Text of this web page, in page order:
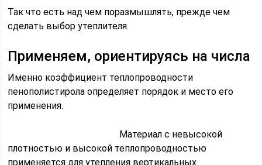
Так что есть над чем поразмышлять, прежде чем
сделать выбор утеплителя.
Применяем, ориентируясь на числа
Именно коэффициент теплопроводности
пенополистирола определяет порядок и место его
применения.
Материал с невысокой
плотностью и высокой теплопроводностью
применяется для утепления вертикальных